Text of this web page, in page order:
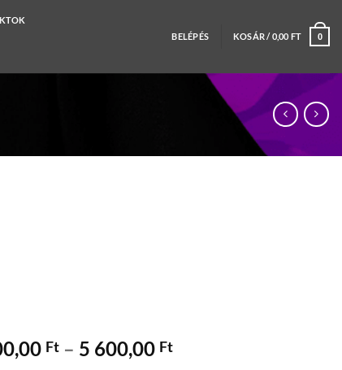
BELÉPÉS KOSÁR /0,00 FT 0
Ft – 5 600,00 FtÁrtartomány: